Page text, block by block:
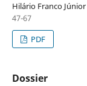
Hilário Franco Júnior
47-67
PDF
Dossier